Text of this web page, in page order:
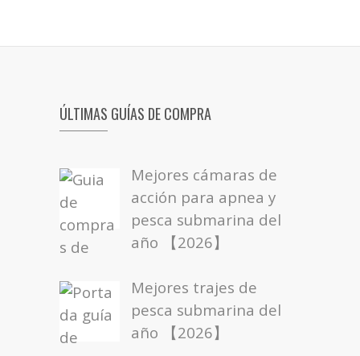
ÚLTIMAS GUÍAS DE COMPRA
Mejores cámaras de
acción para apnea y
pesca submarina del
año 【2026】
Mejores trajes de
pesca submarina del
año 【2026】